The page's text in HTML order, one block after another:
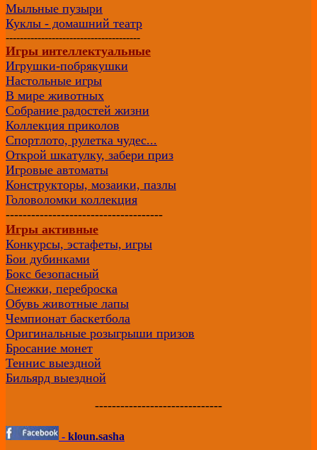
Мыльные пузыри
Куклы - домашний театр
--------------------------------------
Игры интеллектуальные
Игрушки-побрякушки
Настольные игры
В мире животных
Собрание радостей жизни
Коллекция приколов
Спортлото, рулетка чудес...
Открой шкатулку, забери приз
Игровые автоматы
Конструкторы, мозаики, пазлы
Головоломки коллекция
-------------------------------------
Игры активные
Конкурсы, эстафеты, игры
Бои дубинками
Бокс безопасный
Снежки, переброска
Обувь животные лапы
Чемпионат баскетбола
Оригинальные розыгрыши призов
Бросание монет
Теннис выездной
Бильярд выездной
------------------------------
- kloun.sasha